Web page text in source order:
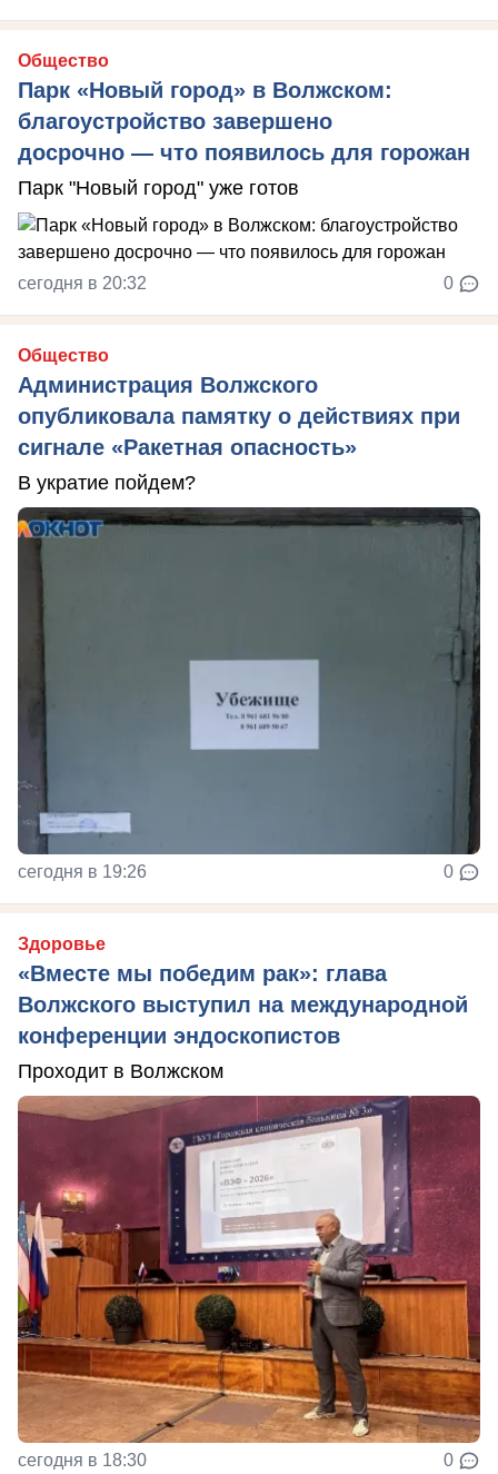
Общество
Парк «Новый город» в Волжском:
благоустройство завершено
досрочно — что появилось для горожан
Парк "Новый город" уже готов
сегодня в 20:32 0
Общество
Администрация Волжского
опубликовала памятку о действиях при
сигнале «Ракетная опасность»
В укратие пойдем?
сегодня в 19:26 0
Здоровье
«Вместе мы победим рак»: глава
Волжского выступил на международной
конференции эндоскопистов
Проходит в Волжском
сегодня в 18:30 0